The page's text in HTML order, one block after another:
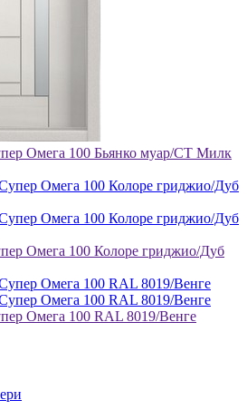
Омега 100 Бьянко муар/СТ Милк
Омега 100 Колоре гриджио/Дуб
Омега 100 RAL 8019/Венге